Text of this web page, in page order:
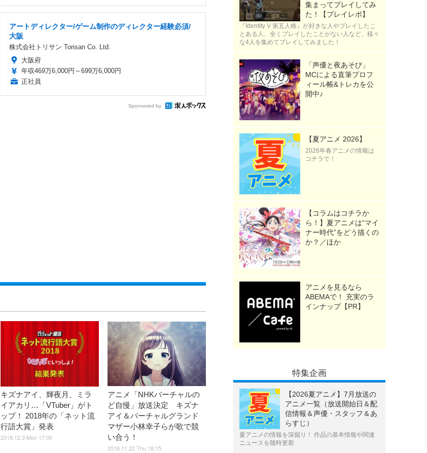
アートディレクター/ゲーム制作のディレクター経験必須/
大阪
株式会社トリサン Torisan Co. Ltd.
大阪府
年収469万6,000円～699万6,000円
正社員
Sponsored by
キズナアイ、輝夜月、ミラ
イアカリ…「VTuber」がト
ップ！ 2018年の「ネット流
行語大賞」発表
2018.12.3 Mon 17:00
アニメ「NHKバーチャルの
ど自慢」放送決定 キズナ
アイ＆バーチャルグランド
マザー小林幸子らが歌で競
い合う！
2018.11.22 Thu 18:15
集まってプレイしてみ
た！【プレイレポ】
『Identity V 第五人格』が好きな人やプレイしたこ
とある人、全くプレイしたことがない人など、様々
な4人を集めてプレイしてみました！
「声優と夜あそび」
MCによる直筆プロフ
ィール帳&トレカを公
開中♪
【夏アニメ 2026】
2026年春アニメの情報は
コチラで！
【コラムはコチラか
ら！】夏アニメは“マイ
ナー時代”をどう描くの
か？／ほか
アニメを見るなら
ABEMAで！ 充実のラ
インナップ【PR】
特集企画
【2026夏アニメ】7月放送の
アニメ一覧（放送開始日＆配
信情報＆声優・スタッフ＆あ
らすじ）
夏アニメの情報を深掘り！ 作品の基本情報や関連
ニュースを随時更新